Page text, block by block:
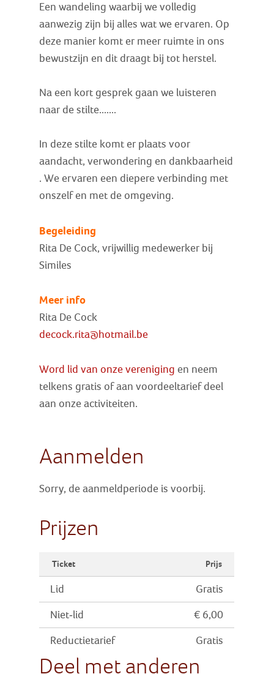
Een wandeling waarbij we volledig
aanwezig zijn bij alles wat we ervaren. Op
deze manier komt er meer ruimte in ons
bewustzijn en dit draagt bij tot herstel.
Na een kort gesprek gaan we luisteren
naar de stilte.......
In deze stilte komt er plaats voor
aandacht, verwondering en dankbaarheid
. We ervaren een diepere verbinding met
onszelf en met de omgeving.
Begeleiding
Rita De Cock, vrijwillig medewerker bij
Similes
Meer info
Rita De Cock
decock.rita@hotmail.be
Word lid van onze vereniging en neem
telkens gratis of aan voordeeltarief deel
aan onze activiteiten.
Aanmelden
Sorry, de aanmeldperiode is voorbij.
Prijzen
Ticket Prijs
Lid Gratis
Niet-lid € 6,00
Reductietarief Gratis
Deel met anderen